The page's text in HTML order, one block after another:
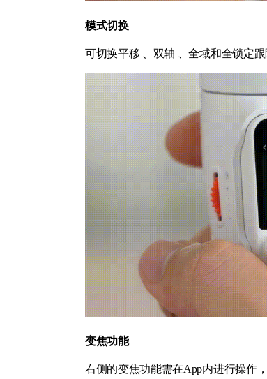
模式切换
可切换平移 、双轴 、全域和全锁定跟
变焦功能
右侧的变焦功能需在App内进行操作